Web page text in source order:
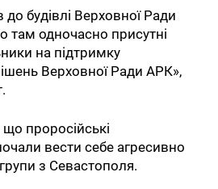
до будівлі Верховної Ради
там одночасно присутні
на підтримку
Верховної Ради АРК»,
проросійські
вести себе агресивно
з Севастополя.